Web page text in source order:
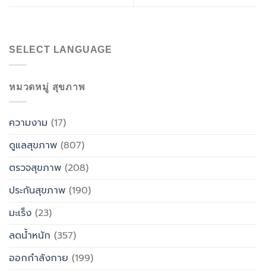
SELECT LANGUAGE
หมวดหมู่ สุขภาพ
ความงาม (17)
ดูแลสุขภาพ (807)
ตรวจสุขภาพ (208)
ประกันสุขภาพ (190)
มะเร็ง (23)
ลดน้ำหนัก (357)
ออกกำลังกาย (199)